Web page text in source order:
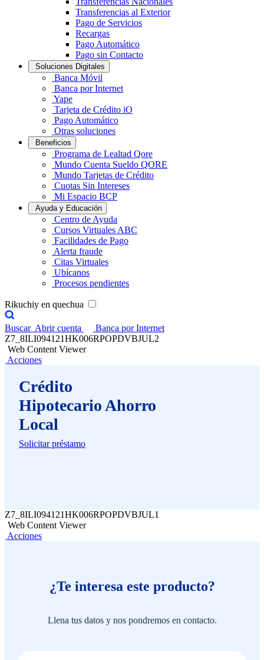
Transferencias al Exterior
Pago de Servicios
Recargas
Pago Automático
Pago sin Contacto
Soluciones Digitales
Banca Móvil
Banca por Internet
Yape
Tarjeta de Crédito iO
Pago Automático
Otras soluciones
Beneficios
Programa de Lealtad Qore
Mundo Cuenta Sueldo QORE
Mundo Tarjetas de Crédito
Cuotas Sin Intereses
Mi Espacio BCP
Ayuda y Educación
Centro de Ayuda
Cursos Virtuales ABC
Facilidades de Pago
Alerta fraude
Citas Virtuales
Ubícanos
Procesos pendientes
Rikuchiy en quechua
Buscar Abrir cuenta
Banca por Internet
Z7_8ILI094121HK006RPOPDVBJUL2
Web Content Viewer
Acciones
Crédito
Hipotecario Ahorro
Local
Solicitar préstamo
Z7_8ILI094121HK006RPOPDVBJUL1
Web Content Viewer
Acciones
¿Te interesa este producto?
Llena tus datos y nos pondremos en contacto.